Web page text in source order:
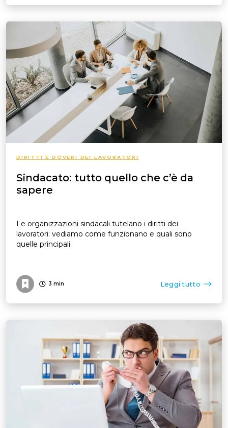
DIRITTI E DOVERI DEI LAVORATORI
Sindacato: tutto quello che c’è da
sapere
Le organizzazioni sindacali tutelano i diritti dei
lavoratori: vediamo come funzionano e quali sono
quelle principali
3 min Leggi tutto